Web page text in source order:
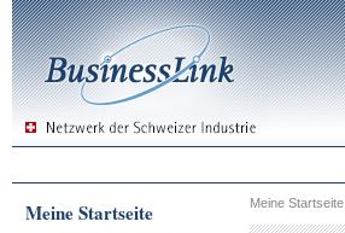
Meine Startseite
Meine Startseite